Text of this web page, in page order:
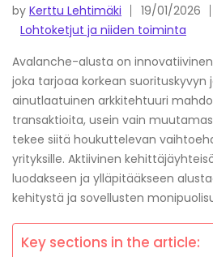
by Kerttu Lehtimäki
19/01/2026
Lohtoketjut ja niiden toiminta
Avalanche-alusta on
joka tarjoaa korkean suorituskyvyn
ainutlaatuinen arkkitehtuuri
transaktioita, usein vain
tekee siitä houkuttelevan
yrityksille. Aktiivinen
luodakseen ja ylläpitääkseen
kehitystä ja sovellusten
Key sections in the article: